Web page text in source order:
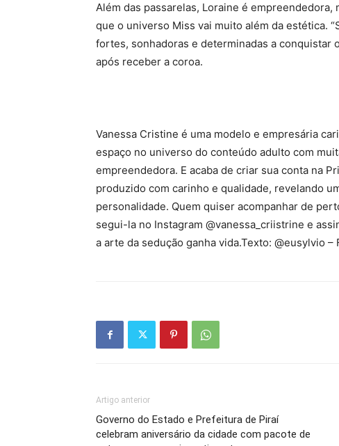
Além das passarelas, Loraine é
que o universo Miss vai muito além da estética.
fortes, sonhadoras e determinadas a conquistar
após receber a coroa.
Vanessa Cristine é uma modelo e empresária
espaço no universo do conteúdo adulto com
empreendedora. E acaba de criar sua conta na
produzido com carinho e qualidade, revelando
personalidade. Quem quiser acompanhar de
segui-la no Instagram @vanessa_criistrine e
a arte da sedução ganha vida.Texto: @eusylvio
Artigo anterior
Governo do Estado e Prefeitura de Piraí
celebram aniversário da cidade com pacote de